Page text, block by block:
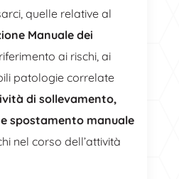
quelle relative al
Manuale dei
ai rischi, ai
patologie correlate
di sollevamento,
spostamento manuale
nel corso dell’attività